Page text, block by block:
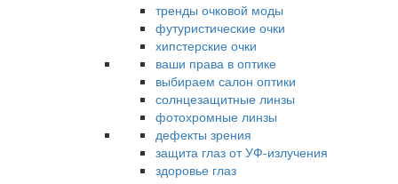
тренды очковой моды
футуристические очки
хипстерские очки
ваши права в оптике
выбираем салон оптики
солнцезащитные линзы
фотохромные линзы
дефекты зрения
защита глаз от УФ-излучения
здоровье глаз